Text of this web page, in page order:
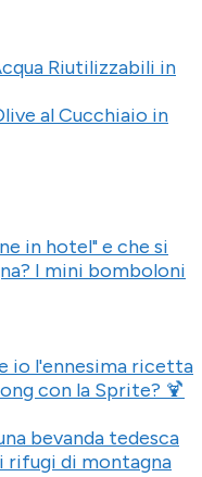
Riutilizzabili in
al Cucchiaio in
in hotel" e che si
I mini bomboloni
io l'ennesima ricetta
con la Sprite? 🍹
bevanda tedesca
rifugi di montagna